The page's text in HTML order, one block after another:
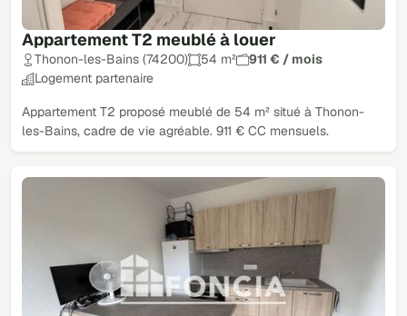
Appartement T2 meublé à louer
Thonon-les-Bains (74200) 54 m²
911 € / mois
Logement partenaire
Appartement T2 proposé meublé de 54 m² situé à Thonon-
les-Bains, cadre de vie agréable. 911 € CC mensuels.